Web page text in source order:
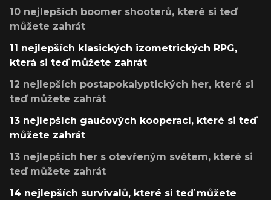
10 nejlepších boomer shooterů, které si teď
můžete zahrát
11 nejlepších klasických izometrických RPG,
která si teď můžete zahrát
12 nejlepších postapokalyptických her, které si
teď můžete zahrát
13 nejlepších gaučových kooperací, které si teď
můžete zahrát
13 nejlepších her s otevřeným světem, které si
teď můžete zahrát
14 nejlepších survivalů, které si teď můžete